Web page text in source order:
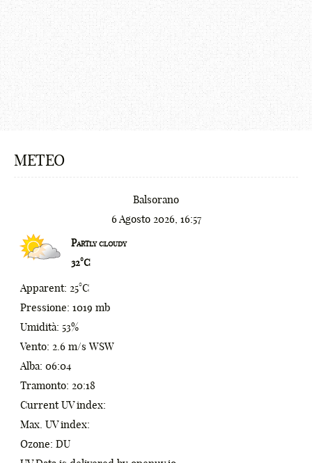
METEO
Balsorano
6 Agosto 2026, 16:57
Partly cloudy
32°C
Apparent: 25°C
Pressione: 1019 mb
Umidità: 53%
Vento: 2.6 m/s WSW
Alba: 06:04
Tramonto: 20:18
Current UV index:
Max. UV index:
Ozone: DU
0
3
4
5
6
@
#
$
€
¢
₪
%
*
(
)